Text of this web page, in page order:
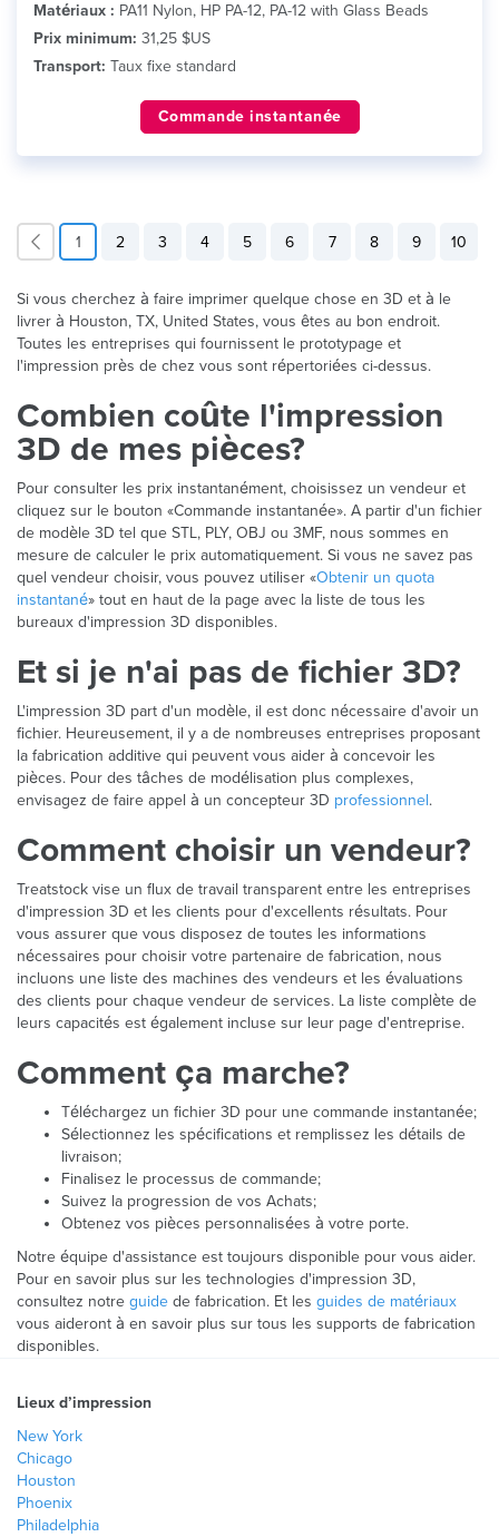
Matériaux : PA11 Nylon, HP PA-12, PA-12 with Glass Beads
Prix minimum: 31,25 $US
Transport: Taux fixe standard
Commande instantanée
1 2 3 4 5 6 7 8 9 10
Si vous cherchez à faire imprimer quelque chose en 3D et à le
livrer à Houston, TX, United States, vous êtes au bon endroit.
Toutes les entreprises qui fournissent le prototypage et
l'impression près de chez vous sont répertoriées ci-dessus.
Combien coûte l'impression
3D de mes pièces?
Pour consulter les prix instantanément, choisissez un vendeur et
cliquez sur le bouton «Commande instantanée». A partir d'un fichier
de modèle 3D tel que STL, PLY, OBJ ou 3MF, nous sommes en
mesure de calculer le prix automatiquement. Si vous ne savez pas
quel vendeur choisir, vous pouvez utiliser «Obtenir un quota
instantané» tout en haut de la page avec la liste de tous les
bureaux d'impression 3D disponibles.
Et si je n'ai pas de fichier 3D?
L'impression 3D part d'un modèle, il est donc nécessaire d'avoir un
fichier. Heureusement, il y a de nombreuses entreprises proposant
la fabrication additive qui peuvent vous aider à concevoir les
pièces. Pour des tâches de modélisation plus complexes,
envisagez de faire appel à un concepteur 3D professionnel.
Comment choisir un vendeur?
Treatstock vise un flux de travail transparent entre les entreprises
d'impression 3D et les clients pour d'excellents résultats. Pour
vous assurer que vous disposez de toutes les informations
nécessaires pour choisir votre partenaire de fabrication, nous
incluons une liste des machines des vendeurs et les évaluations
des clients pour chaque vendeur de services. La liste complète de
leurs capacités est également incluse sur leur page d'entreprise.
Comment ça marche?
Téléchargez un fichier 3D pour une commande instantanée;
Sélectionnez les spécifications et remplissez les détails de
livraison;
Finalisez le processus de commande;
Suivez la progression de vos Achats;
Obtenez vos pièces personnalisées à votre porte.
Notre équipe d'assistance est toujours disponible pour vous aider.
Pour en savoir plus sur les technologies d'impression 3D,
consultez notre guide de fabrication. Et les guides de matériaux
vous aideront à en savoir plus sur tous les supports de fabrication
disponibles.
Lieux d’impression
New York
Chicago
Houston
Phoenix
Philadelphia